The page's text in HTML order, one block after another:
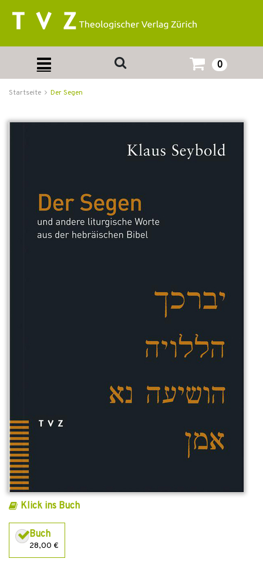
0
Startseite Der Segen
Klick ins Buch
Buch
28,00 €